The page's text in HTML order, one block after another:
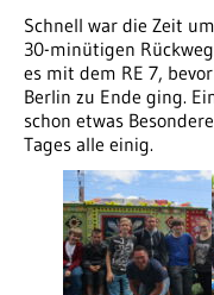
Schnell war die Zeit
30-minütigen
es mit dem RE 7,
Berlin zu Ende ging.
schon etwas
Tages alle einig.